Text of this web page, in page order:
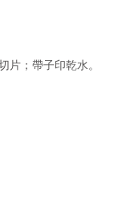
片；帶子印乾水。